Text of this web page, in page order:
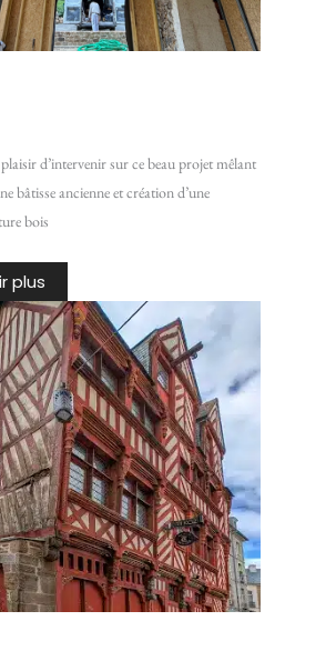
d’intervenir sur ce beau projet mêlant
bâtisse ancienne et création d’une
bois
plus